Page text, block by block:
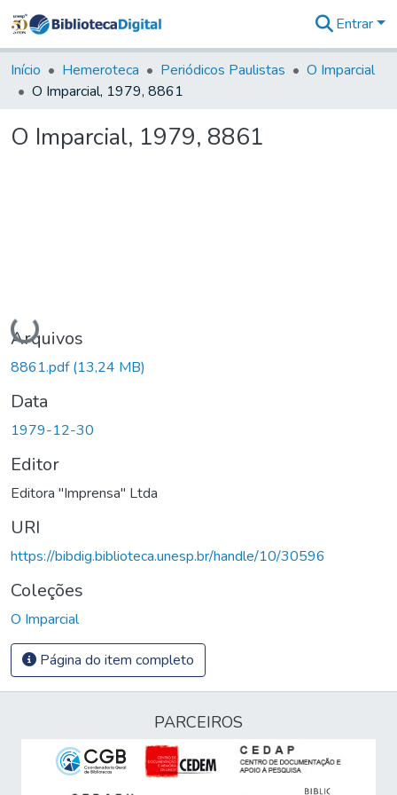
&
Coleções
Tudo na
Digital
Entrar
Início Hemeroteca Periódicos Paulistas
O Imparcial
O Imparcial, 1979, 8861
O Imparcial, 1979, 8861
Carregando...
Arquivos
8861.pdf(13,24 MB)
Data
1979-12-30
Editor
Editora "Imprensa" Ltda
URI
https://bibdig.biblioteca.unesp.br/handle/10/30596
Coleções
O Imparcial
Página do item completo
PARCEIROS